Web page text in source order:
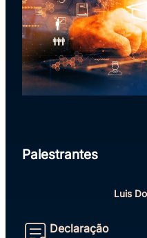
Palestrantes
Luis
Declaração